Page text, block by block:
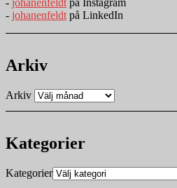
- johanenfeldtpå Instagram
- johanenfeldtpå LinkedIn
Arkiv
Arkiv
Kategorier
Kategorier